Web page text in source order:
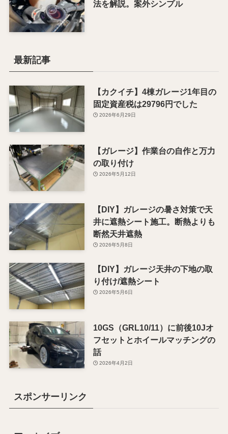
法を解説。案外シンプル
最新記事
【カクイチ】4棟ガレージ1年目の
固定資産税は29796円でした
2026年6月29日
【ガレージ】作業台の自作と万力
の取り付け
2026年5月12日
【DIY】ガレージの暑さ対策で天
井に遮熱シート施工。断熱よりも
断然天井遮熱
2026年5月8日
【DIY】ガレージ天井の下地の取
り付け/遮熱シート
2026年5月6日
10GS（GRL10/11）に前後10Jオ
フセットとホイールマッチングの
話
2026年4月2日
スポンサーリンク